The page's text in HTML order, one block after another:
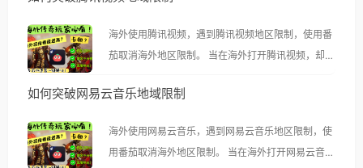
海外使用腾讯视频，遇到腾讯视频地区限制，使用番
茄取消海外地区限制。 当在海外打开腾讯视频，却突
示语。 海外用户如香港、澳门、台湾、美国、加拿
像其他音乐平台一样，出现地区及版权限制问题，且
仅能在中国大陆地区播放。 遇到这个问题的朋友们，
如何突破网易云音乐地域限制
海外使用网易云音乐，遇到网易云音乐地区限制，使
用番茄取消海外地区限制。 当在海外打开网易云音